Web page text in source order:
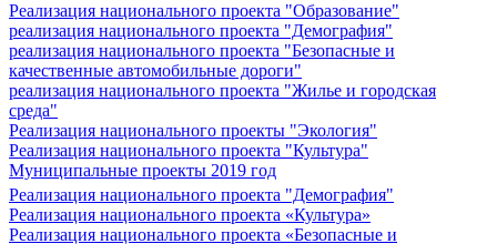
Реализация национального проекта "Образование"
реализация национального проекта "Демография"
реализация национального проекта "Безопасные и
качественные автомобильные дороги"
реализация национального проекта "Жилье и городская
среда"
Реализация национального проекты "Экология"
Реализация национального проекта "Культура"
Муниципальные проекты 2019 год
Реализация национального проекта "Демография"
Реализация национального проекта «Культура»
Реализация национального проекта «Безопасные и